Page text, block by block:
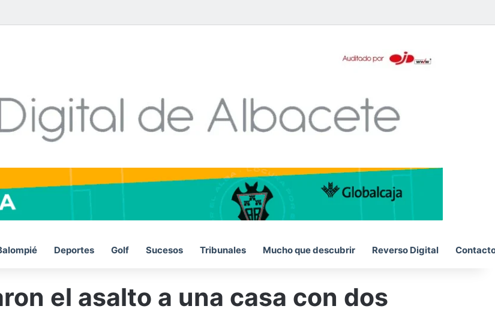
Deportes Golf Sucesos Tribunales Mucho que descubrir Reverso Digital
el asalto a una casa con dos